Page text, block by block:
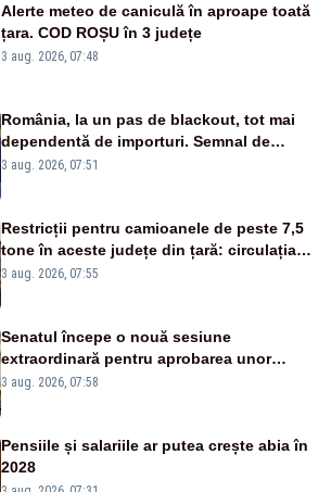
Alerte meteo de caniculă în aproape toată
țara. COD ROȘU în 3 județe
3 aug. 2026, 07:48
România, la un pas de blackout, tot mai
dependentă de importuri. Semnal de
alarmă tras de un expert în energie
3 aug. 2026, 07:51
Restricții pentru camioanele de peste 7,5
tone în aceste județe din țară: circulația
este interzisă luni, între orele 12:00 și
3 aug. 2026, 07:55
Senatul începe o nouă sesiune
extraordinară pentru aprobarea unor
jaloane din PNRR
3 aug. 2026, 07:58
Pensiile și salariile ar putea crește abia în
2028